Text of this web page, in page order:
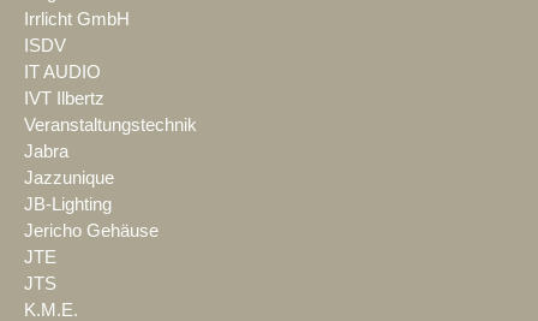
Irrlicht GmbH
ISDV
IT AUDIO
IVT Ilbertz
Veranstaltungstechnik
Jabra
Jazzunique
JB-Lighting
Jericho Gehäuse
JTE
JTS
K.M.E.